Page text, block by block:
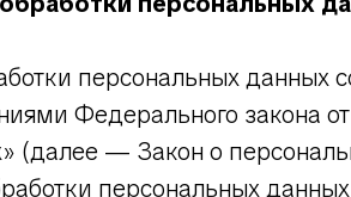
персональных данных
Федерального закона
(далее — Закон о
персональных